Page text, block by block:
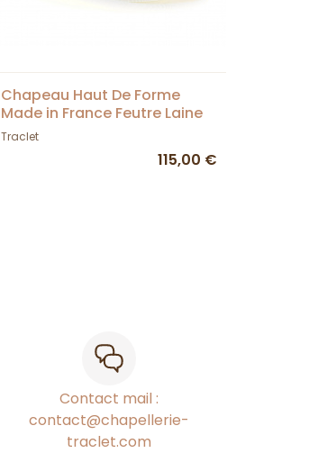
Chapeau Haut De Forme
Made in France Feutre Laine
Ecru
Traclet
115,00 €
Contact mail :
contact@chapellerie-
traclet.com